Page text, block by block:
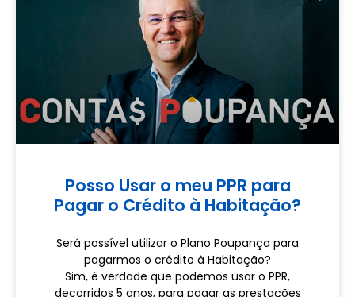
Posso Usar o meu PPR para
Pagar o Crédito à Habitação?
Será possível utilizar o Plano Poupança para
pagarmos o crédito à Habitação?
Sim, é verdade que podemos usar o PPR,
decorridos 5 anos, para pagar as prestações